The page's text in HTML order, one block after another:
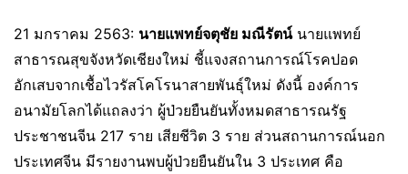
21 มกราคม 2563: นายแพทย์จตุชัย มณีรัตน์นายแพทย์
สาธารณสุขจังหวัดเชียงใหม่ ชี้แจงสถานการณ์โรคปอด
อักเสบจากเชื้อไวรัสโคโรนาสายพันธุ์ใหม่ ดังนี้ องค์การ
อนามัยโลกได้แถลงว่า ผู้ป่วยยืนยันทั้งหมดสาธารณรัฐ
ประชาชนจีน 217 ราย เสียชีวิต 3 ราย ส่วนสถานการณ์นอก
ประเทศจีน มีรายงานพบผู้ป่วยยืนยันใน 3 ประเทศ คือ